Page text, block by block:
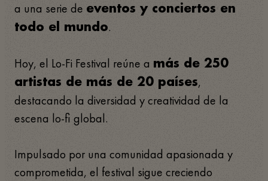
a una serie de eventos y conciertos en
todo el mundo.
Hoy, el Lo-Fi Festival reúne a más de 250
artistas de más de 20 países,
destacando la diversidad y creatividad de la
escena lo-fi global.
Impulsado por una comunidad apasionada y
comprometida, el festival sigue creciendo